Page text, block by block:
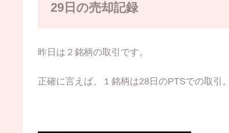
29日の売却記録
昨日は２銘柄の取引です。
正確に言えば、１銘柄は28日のPTSでの取引